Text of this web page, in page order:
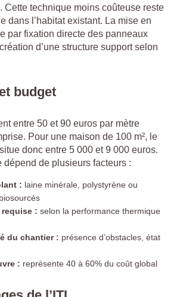
Cette technique moins coûteuse reste
dans l’habitat existant. La mise en
par fixation directe des panneaux
d’une structure support selon
budget
entre 50 et 90 euros par mètre
Pour une maison de 100 m², le
donc entre 5 000 et 9 000 euros.
dépend de plusieurs facteurs :
: laine minérale, polystyrène ou
requise : selon la performance thermique
du chantier : présence d’obstacles, état
: représente 40 à 60% du coût global